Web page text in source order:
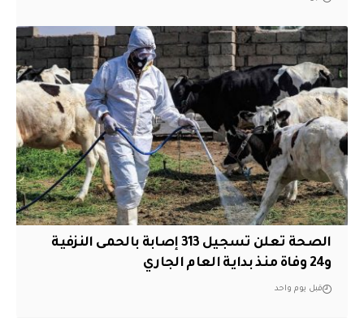
الصحة تعلن تسجيل 313 إصابة بالحمى النزفية
و24 وفاة منذ بداية العام الجاري
قبل يوم واحد